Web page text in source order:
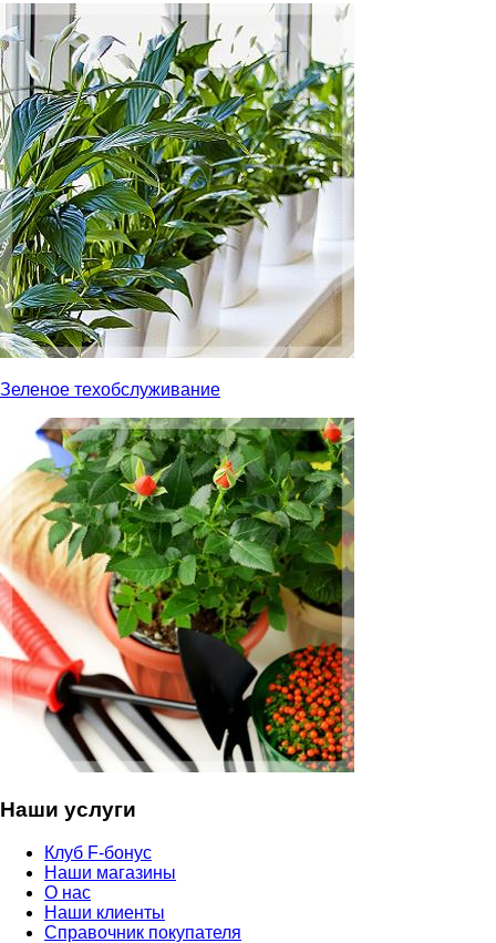
Зеленое техобслуживание
Наши услуги
Клуб F-бонус
Наши магазины
О нас
Наши клиенты
Справочник покупателя